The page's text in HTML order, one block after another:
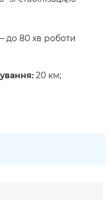
до 80 хв роботи
20 км;